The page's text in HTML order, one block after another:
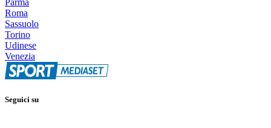
Parma
Roma
Sassuolo
Torino
Udinese
Venezia
Seguici su